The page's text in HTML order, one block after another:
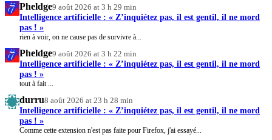
Pheldge9 août 2026 at 3 h 29 min
Intelligence artificielle : « Z’inquiétez pas, il est gentil, il ne mord
pas ! »
rien à voir, on ne cause pas de survivre à...
Pheldge9 août 2026 at 3 h 22 min
Intelligence artificielle : « Z’inquiétez pas, il est gentil, il ne mord
pas ! »
tout à fait ...
durru8 août 2026 at 23 h 28 min
Intelligence artificielle : « Z’inquiétez pas, il est gentil, il ne mord
pas ! »
Comme cette extension n'est pas faite pour Firefox, j'ai essayé...